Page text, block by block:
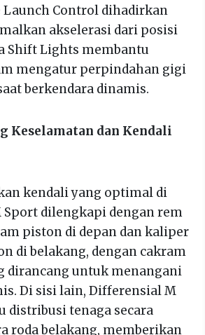
Launch Control dihadirkan
akselerasi dari posisi
Shift Lights membantu
mengatur perpindahan gigi
berkendara dinamis.
Keselamatan dan Kendali
kendali yang optimal di
Sport dilengkapi dengan rem
piston di depan dan kaliper
di belakang, dengan cakram
dirancang untuk menangani
Di sisi lain, Differensial M
distribusi tenaga secara
roda belakang, memberikan